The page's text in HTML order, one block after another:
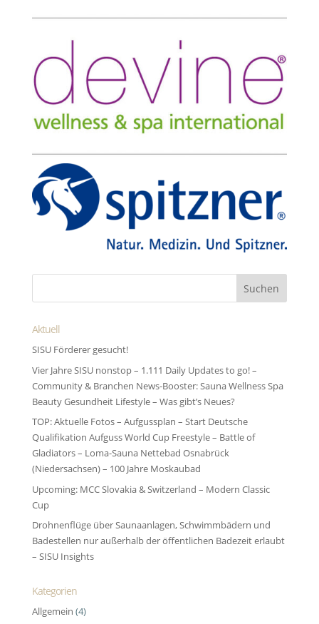
Aktuell
SISU Förderer gesucht!
Vier Jahre SISU nonstop – 1.111 Daily Updates to go! –
Community & Branchen News-Booster: Sauna Wellness Spa
Beauty Gesundheit Lifestyle – Was gibt’s Neues?
TOP: Aktuelle Fotos – Aufgussplan – Start Deutsche
Qualifikation Aufguss World Cup Freestyle – Battle of
Gladiators – Loma-Sauna Nettebad Osnabrück
(Niedersachsen) – 100 Jahre Moskaubad
Upcoming: MCC Slovakia & Switzerland – Modern Classic
Cup
Drohnenflüge über Saunaanlagen, Schwimmbädern und
Badestellen nur außerhalb der öffentlichen Badezeit erlaubt
– SISU Insights
Kategorien
Allgemein (4)